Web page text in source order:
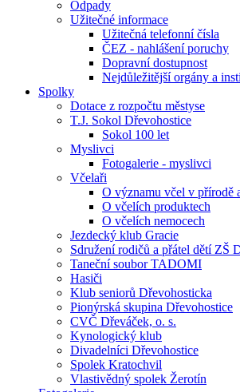
Odpady
Užitečné informace
Užitečná telefonní čísla
ČEZ - nahlášení poruchy
Dopravní dostupnost
Nejdůležitější orgány a
Spolky
Dotace z rozpočtu městyse
T.J. Sokol Dřevohostice
Sokol 100 let
Myslivci
Fotogalerie - myslivci
Včelaři
O významu včel v přírodě
O včelích produktech
O včelích nemocech
Jezdecký klub Gracie
Sdružení rodičů a přátel dětí ZŠ
Taneční soubor TADOMI
Hasiči
Klub seniorů Dřevohosticka
Pionýrská skupina Dřevohostice
CVČ Dřeváček, o. s.
Kynologický klub
Divadelníci Dřevohostice
Spolek Kratochvil
Vlastivědný spolek Žerotín